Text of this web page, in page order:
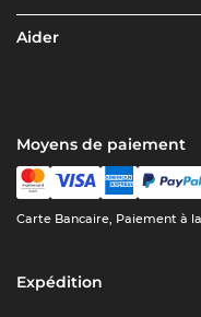
Aider
Moyens de paiement
Carte Bancaire, Paiement à
Expédition